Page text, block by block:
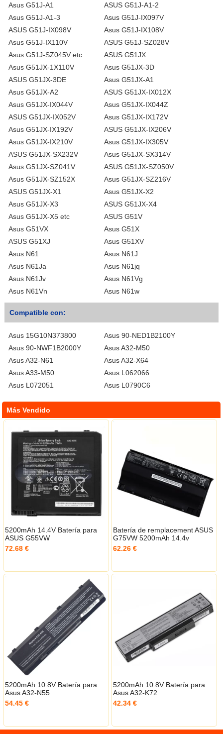
Asus G51J-A1
ASUS G51J-A1-2
Asus G51J-A1-3
Asus G51J-IX097V
ASUS G51J-IX098V
Asus G51J-IX108V
Asus G51J-IX110V
ASUS G51J-SZ028V
Asus G51J-SZ045V etc
ASUS G51JX
Asus G51JX-1X110V
Asus G51JX-3D
ASUS G51JX-3DE
Asus G51JX-A1
Asus G51JX-A2
ASUS G51JX-IX012X
Asus G51JX-IX044V
Asus G51JX-IX044Z
ASUS G51JX-IX052V
Asus G51JX-IX172V
Asus G51JX-IX192V
ASUS G51JX-IX206V
Asus G51JX-IX210V
Asus G51JX-IX305V
ASUS G51JX-SX232V
Asus G51JX-SX314V
Asus G51JX-SZ041V
ASUS G51JX-SZ050V
Asus G51JX-SZ152X
Asus G51JX-SZ216V
ASUS G51JX-X1
Asus G51JX-X2
Asus G51JX-X3
ASUS G51JX-X4
Asus G51JX-X5 etc
ASUS G51V
Asus G51VX
Asus G51X
ASUS G51XJ
Asus G51XV
Asus N61
Asus N61J
Asus N61Ja
Asus N61jq
Asus N61Jv
Asus N61Vg
Asus N61Vn
Asus N61w
Compatible con:
Asus 15G10N373800
Asus 90-NED1B2100Y
Asus 90-NWF1B2000Y
Asus A32-M50
Asus A32-N61
Asus A32-X64
Asus A33-M50
Asus L062066
Asus L072051
Asus L0790C6
Más Vendido
5200mAh 14.4V Batería para
ASUS G55VW
72.68 €
Batería de remplacement ASUS
G75VW 5200mAh 14.4v
62.26 €
5200mAh 10.8V Batería para
Asus A32-N55
54.45 €
5200mAh 10.8V Batería para
Asus A32-K72
42.34 €